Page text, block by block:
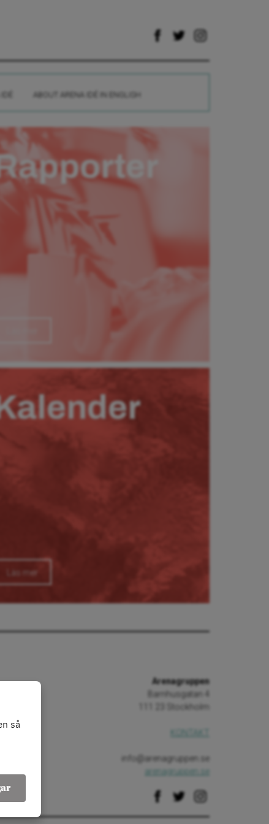
ABOUT ARENA IDÉ IN ENGLISH
Läs mer
Arenagruppen
Barnhusgatan 4
111 23 Stockholm
info@arenagruppen.se
arenagruppen.se
så